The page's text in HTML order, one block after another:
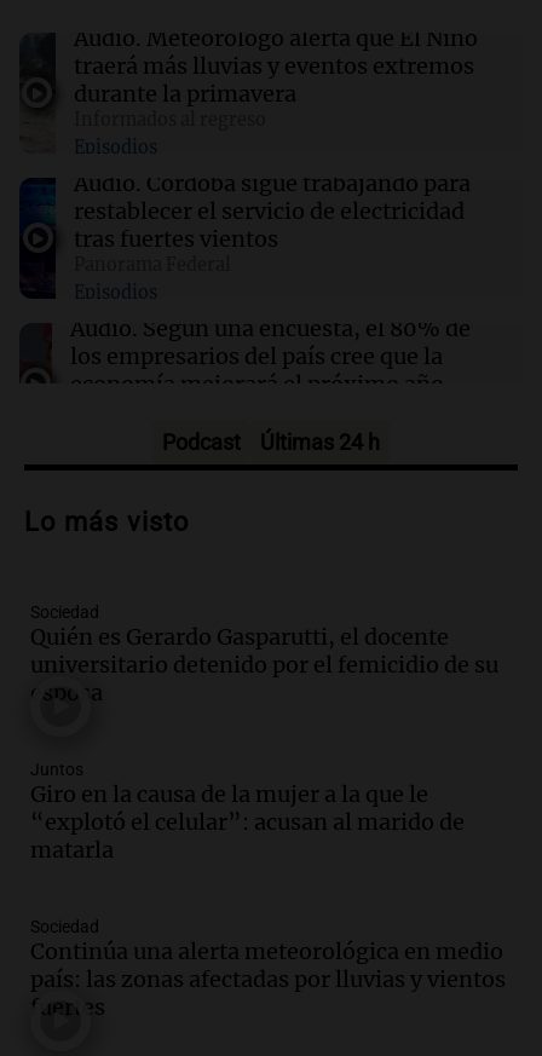
19:03 Mundo
El brote de ébola en el Congo ya ha cobrado la
vida de 330 niños menores de cinco años
19:00 River Plate
Facundo Colidio estaría cerca de irse al fútbol
brasileño por una cifra millonaria
PSG refuerza su delantera con el fichaje de
Maghnes Akliouche del Monaco por 50
millones de euros
Audio. Meteorólogo alerta que El Niño
traerá más lluvias y eventos extremos
durante la primavera
Episodios
Audio. Córdoba sigue trabajando para
restablecer el servicio de electricidad
tras fuertes vientos
Episodios
Audio. Según una encuesta, el 80% de
los empresarios del país cree que la
economía mejorará el próximo año
Audio.Carolina Losada: "Faltó que el
ley de propiedad privada
Audio.
en Rosario contra la ley de Propiedad
Privada.
Viva la Radio Rosario
Audio.
la ley de Propiedad Privada debatida en
el Senado.
Viva la Radio Rosario
por la Ley de Tierras: "Construyeron un
relato mentiroso"
Informados al regreso
Episodios
Podcast Últimas 24 h
Lo más visto
Sociedad
Quién es Gerardo Gasparutti, el docente
universitario detenido por el femicidio de su
esposa
Juntos
Giro en la causa de la mujer a la que le
“explotó el celular”: acusan al marido de
matarla
Sociedad
Continúa una alerta meteorológica en medio
país: las zonas afectadas por lluvias y vientos
fuertes